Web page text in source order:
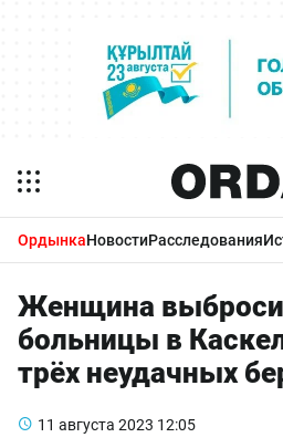
ОрдынкаНовостиРасследования
Женщина
больницы в
трёх неудачных
11 августа 2023 12:05